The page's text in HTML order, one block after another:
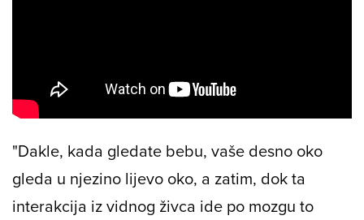
"Dakle, kada gledate bebu, vaše desno oko
gleda u njezino lijevo oko, a zatim, dok ta
interakcija iz vidnog živca ide po mozgu to